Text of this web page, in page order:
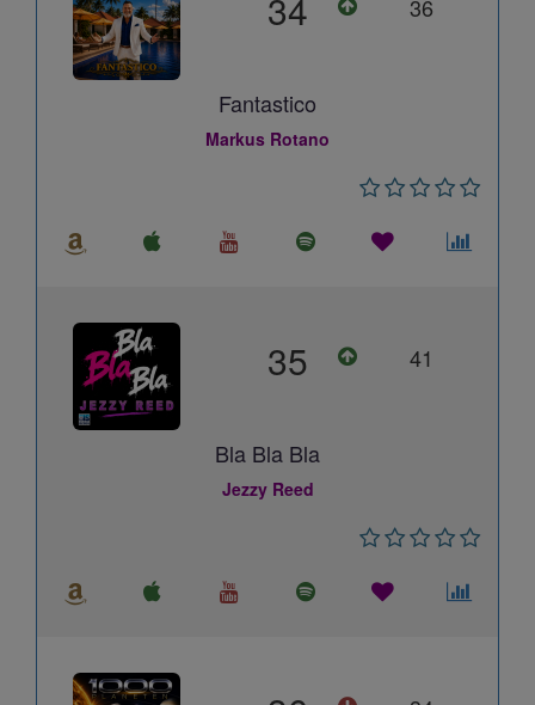
36
Fantastico
Markus Rotano
35 41
Bla Bla Bla
Jezzy Reed